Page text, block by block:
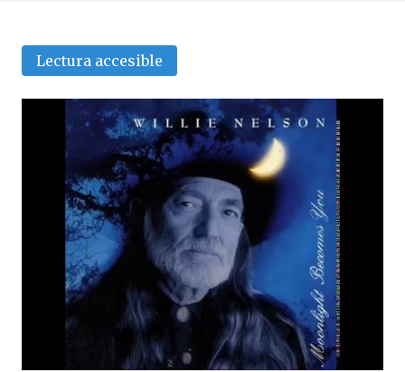
Lectura accesible